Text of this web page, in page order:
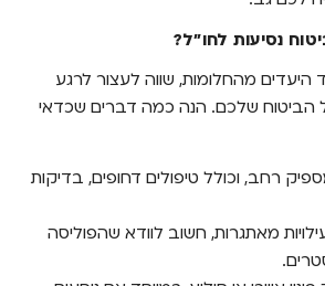
נסיעות לחו"ל?
היעדים מהחלומות, שווה לעצור לרגע
הביטוח שלכם. הנה כמה דברים שכדאי
רחב, וכולל טיפולים דחופים, בדיקות
מאתגרות, חשוב לוודא שהפוליסה